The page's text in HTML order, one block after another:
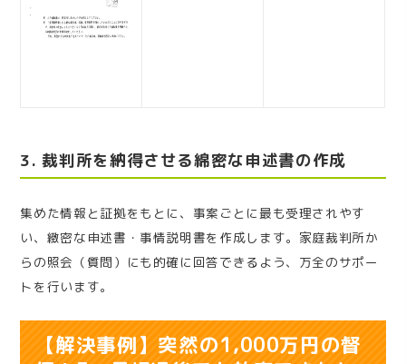
3. 裁判所を納得させる綿密な申述書の作成
集めた情報と証拠をもとに、事案ごとに最も受理されやす
い、緻密な申述書・事情説明書を作成します。家庭裁判所か
らの照会（質問）にも的確に回答できるよう、万全のサポー
トを行います。
【解決事例】突然の1,000万円の督